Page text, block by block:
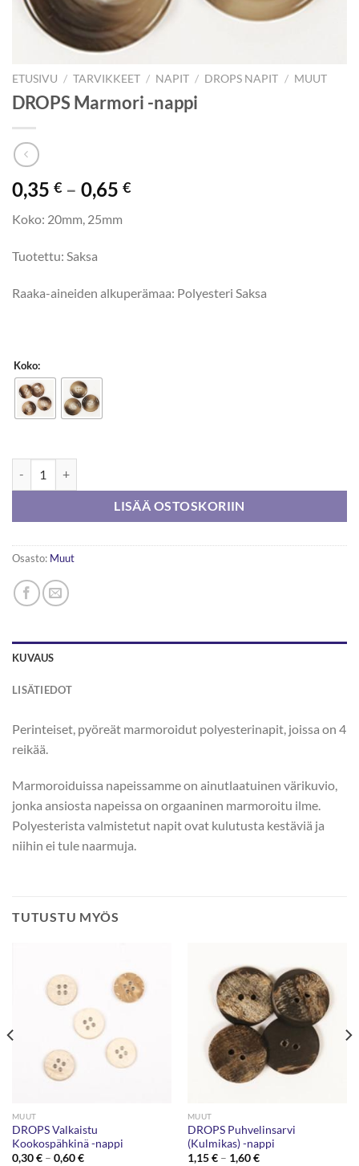
ETUSIVU / TARVIKKEET / NAPIT / DROPS NAPIT / MUUT
DROPS Marmori -nappi
0,35 € – 0,65 €Hintaluokka:
Koko: 20mm, 25mm
Tuotettu: Saksa
Raaka-aineiden alkuperämaa: Polyesteri Saksa
Koko:
LISÄÄ OSTOSKORIIN
Osasto: Muut
KUVAUS
LISÄTIEDOT
Perinteiset, pyöreät marmoroidut polyesterinapit, joissa on 4
reikää.
Marmoroiduissa napeissamme on ainutlaatuinen värikuvio,
jonka ansiosta napeissa on orgaaninen marmoroitu ilme.
Polyesterista valmistetut napit ovat kulutusta kestäviä ja
niihin ei tule naarmuja.
TUTUSTU MYÖS
MUUT
DROPS Valkaistu
Kookospähkinä -nappi
0,30€ – 0,60€Hintaluokka:
MUUT
DROPS Puhvelinsarvi
(Kulmikas) -nappi
1,15€ – 1,60€Hintaluokka: